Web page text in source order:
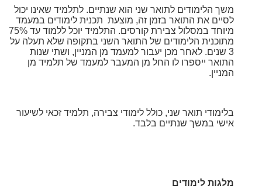
משך הלימודים לתואר שני הוא שנתיים. לתלמיד שאינו יכול
לסיים את התואר בזמן זה, מוצעת תכנית לימודים במעמד
מיוחד במסלול צבירת קורסים. התלמיד יוכל ללמוד עד 75%
מתוכנית הלימודים של התואר השני בתקופה שלא תעלה על
3 שנים. לאחר מכן יעבור למעמד מן המניין, ושתי שנות
התואר ייספרו לו החל מן המעבר למעמד של תלמיד מן
המניין.
בלימודי תואר שני, כולל לימודי צבירה, תלמיד זכאי לשיעור
אישי במשך שנתיים בלבד.
מלגות לימודים